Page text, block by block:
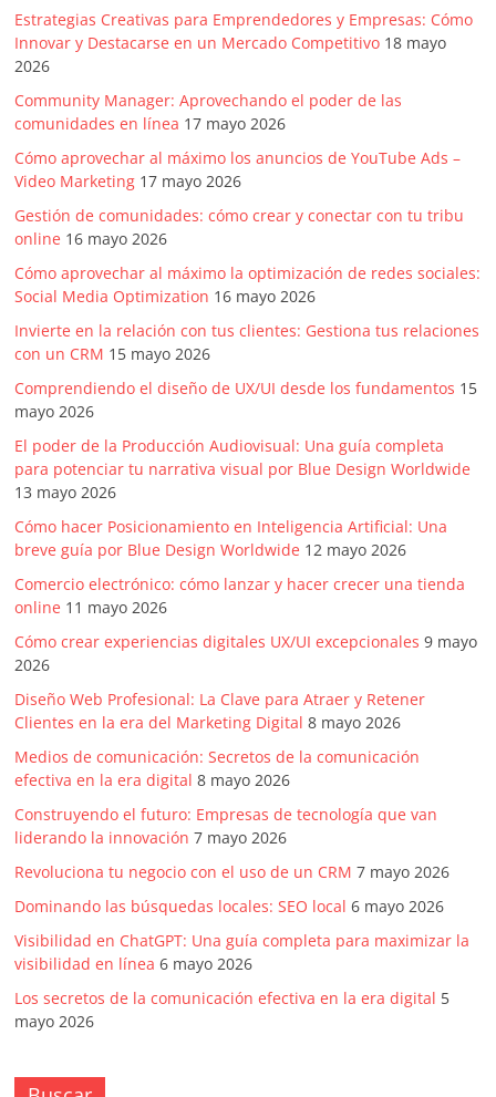
Estrategias Creativas para Emprendedores y Empresas: Cómo
Innovar y Destacarse en un Mercado Competitivo 18 mayo
2026
Community Manager: Aprovechando el poder de las
comunidades en línea 17 mayo 2026
Cómo aprovechar al máximo los anuncios de YouTube Ads –
Video Marketing 17 mayo 2026
Gestión de comunidades: cómo crear y conectar con tu tribu
online 16 mayo 2026
Cómo aprovechar al máximo la optimización de redes sociales:
Social Media Optimization 16 mayo 2026
Invierte en la relación con tus clientes: Gestiona tus relaciones
con un CRM 15 mayo 2026
Comprendiendo el diseño de UX/UI desde los fundamentos 15
mayo 2026
El poder de la Producción Audiovisual: Una guía completa
para potenciar tu narrativa visual por Blue Design Worldwide
13 mayo 2026
Cómo hacer Posicionamiento en Inteligencia Artificial: Una
breve guía por Blue Design Worldwide 12 mayo 2026
Comercio electrónico: cómo lanzar y hacer crecer una tienda
online 11 mayo 2026
Cómo crear experiencias digitales UX/UI excepcionales 9 mayo
2026
Diseño Web Profesional: La Clave para Atraer y Retener
Clientes en la era del Marketing Digital 8 mayo 2026
Medios de comunicación: Secretos de la comunicación
efectiva en la era digital 8 mayo 2026
Construyendo el futuro: Empresas de tecnología que van
liderando la innovación 7 mayo 2026
Revoluciona tu negocio con el uso de un CRM 7 mayo 2026
Dominando las búsquedas locales: SEO local 6 mayo 2026
Visibilidad en ChatGPT: Una guía completa para maximizar la
visibilidad en línea 6 mayo 2026
Los secretos de la comunicación efectiva en la era digital 5
mayo 2026